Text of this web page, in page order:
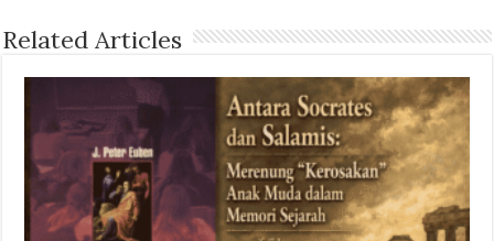
Related Articles